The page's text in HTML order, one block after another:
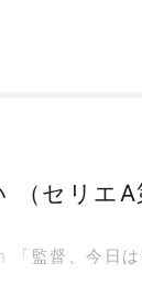
（セリエ
監督、今日は